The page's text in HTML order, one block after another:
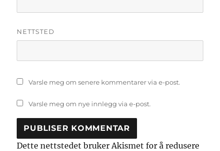
NETTSTED
Varsle meg om senere kommentarer via e-post.
Varsle meg om nye innlegg via e-post.
Dette nettstedet bruker Akismet for å redusere